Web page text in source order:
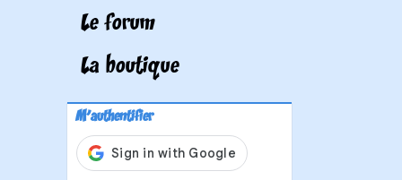
Le forum
La boutique
M'authentifier